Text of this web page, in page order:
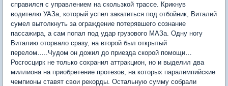
справился с управлением на скользкой трассе. Крикнув
водителю УАЗа, который успел закатиться под отбойник, Виталий
сумел вытолкнуть за ограждение потерявшего сознание
пассажира, а сам попал под удар грузового МАЗа. Одну ногу
Виталию оторвало сразу, на второй был открытый
перелом…..Чудом он дожил до приезда скорой помощи…
Росгосцирк не только сохранил аттракцион, но и выделил два
миллиона на приобретение протезов, на которых паралимпийские
чемпионы ставят свои рекорды. Остальную сумму собрали